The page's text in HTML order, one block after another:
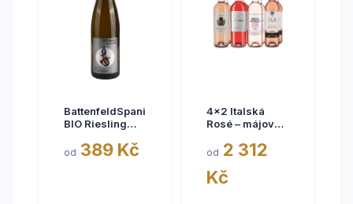
BattenfeldSpanier
BIO Riesling
2025,
od 389 Kč
4x2 Italská
Rosé – májové
od 2 312
Kč